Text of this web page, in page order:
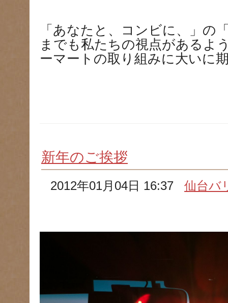
「あなたと、コンビに、」の
までも私たちの視点があるよ
ーマートの取り組みに大いに
新年のご挨拶
2012年01月04日 16:37仙台バ